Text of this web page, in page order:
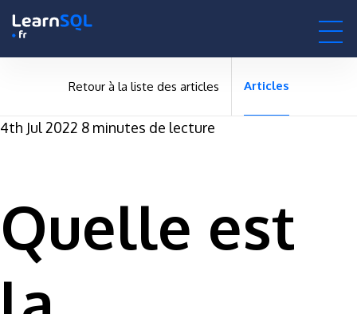
Retour à la liste des articles Articles
4th Jul 2022 8 minutes de lecture
Quelle est